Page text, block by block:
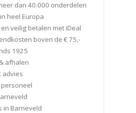
dan 40.000 onderdelen
heel Europa
veilig betalen met iDeal
boven de € 75,-
1925
afhalen
advies
in Barneveld